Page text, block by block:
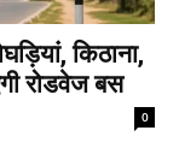
किठाना,
रोडवेज बस
0